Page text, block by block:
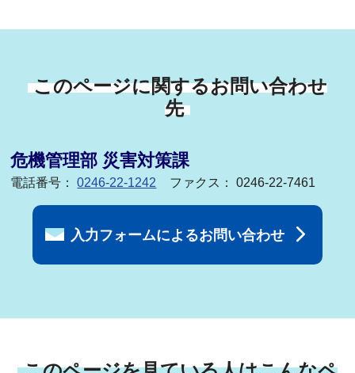
このページに関するお問い合わせ
先
危機管理部 災害対策課
電話番号：0246-22-1242 ファクス： 0246-22-7461
入力フォームによるお問い合わせ